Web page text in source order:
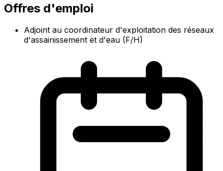
Offres d'emploi
Adjoint au coordinateur d'exploitation des réseaux
d'assainissement et d'eau (F/H)